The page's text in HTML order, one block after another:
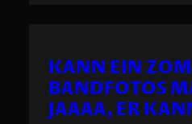
KANN EIN
BANDFOTOS
JAAAA, ER